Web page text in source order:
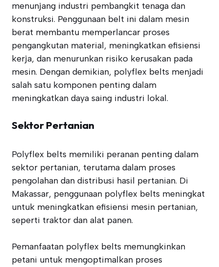
menunjang industri pembangkit tenaga dan
konstruksi. Penggunaan belt ini dalam mesin
berat membantu memperlancar proses
pengangkutan material, meningkatkan efisiensi
kerja, dan menurunkan risiko kerusakan pada
mesin. Dengan demikian, polyflex belts menjadi
salah satu komponen penting dalam
meningkatkan daya saing industri lokal.
Sektor Pertanian
Polyflex belts memiliki peranan penting dalam
sektor pertanian, terutama dalam proses
pengolahan dan distribusi hasil pertanian. Di
Makassar, penggunaan polyflex belts meningkat
untuk meningkatkan efisiensi mesin pertanian,
seperti traktor dan alat panen.
Pemanfaatan polyflex belts memungkinkan
petani untuk mengoptimalkan proses